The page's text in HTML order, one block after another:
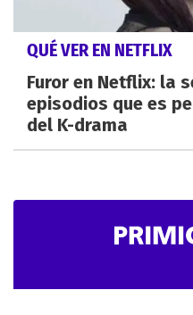
QUÉ VER EN NETFLIX
Furor en Netflix: la
episodios que es
del K-drama